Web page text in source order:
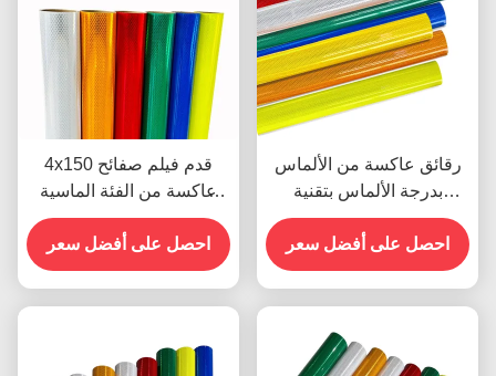
4x150 قدم فيلم صفائح
عاكسة من الفئة الماسية
الدقيقة بيضاء صفراء عالية
الرؤية للعلامات المرورية
ODM
احصل على أفضل سعر
رقائق عاكسة من الألماس
بدرجة الألماس بتقنية
المنشور الكامل مع عمر أداء
10 سنوات لسلامة الطرقاحصل على أفضل سعر